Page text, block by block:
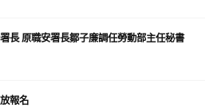
長 原職安署長鄒子廉調任勞動部主任秘書
報名